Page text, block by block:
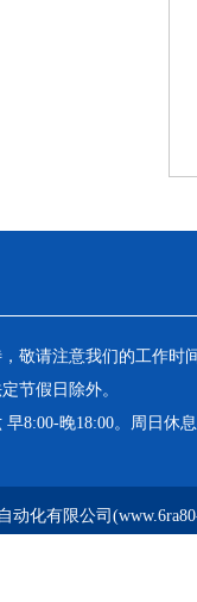
敬请注意我们的工作时
节假日除外。
8:00-晚18:00。周日休息
化有限公司